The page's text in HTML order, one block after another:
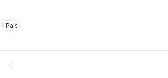
País